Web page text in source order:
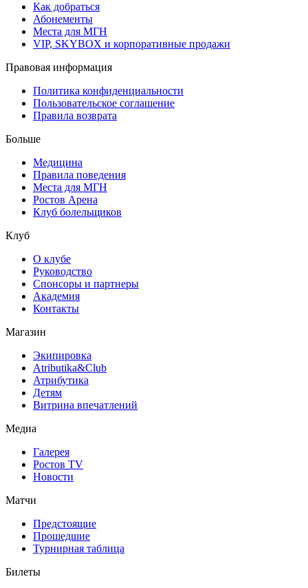
Как добраться
Абонементы
Места для МГН
VIP, SKYBOX и корпоративные продажи
Правовая информация
Политика конфиденциальности
Пользовательское соглашение
Правила возврата
Больше
Медицина
Правила поведения
Места для МГН
Ростов Арена
Клуб болельщиков
Клуб
О клубе
Руководство
Спонсоры и партнеры
Академия
Контакты
Магазин
Экипировка
Atributika&Club
Атрибутика
Детям
Витрина впечатлений
Медиа
Галерея
Ростов TV
Новости
Матчи
Предстоящие
Прошедшие
Турнирная таблица
Билеты